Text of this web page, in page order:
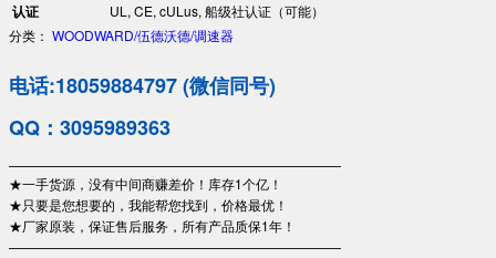
​认证​
UL, CE, cULus, 船级社认证（可能）
分类： WOODWARD/伍德沃德/调速器
电话:18059884797 (微信同号)
QQ：3095989363
—————————————————————————
★一手货源，没有中间商赚差价！库存1个亿！
★只要是您想要的，我能帮您找到，价格最优！
★厂家原装，保证售后服务，所有产品质保1年！
—————————————————————————